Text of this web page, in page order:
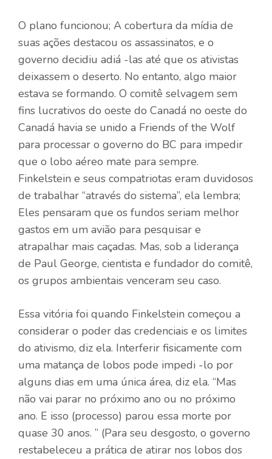
O plano funcionou; A cobertura da mídia de
suas ações destacou os assassinatos, e o
governo decidiu adiá -las até que os ativistas
deixassem o deserto. No entanto, algo maior
estava se formando. O comitê selvagem sem
fins lucrativos do oeste do Canadá no oeste do
Canadá havia se unido a Friends of the Wolf
para processar o governo do BC para impedir
que o lobo aéreo mate para sempre.
Finkelstein e seus compatriotas eram duvidosos
de trabalhar “através do sistema”, ela lembra;
Eles pensaram que os fundos seriam melhor
gastos em um avião para pesquisar e
atrapalhar mais caçadas. Mas, sob a liderança
de Paul George, cientista e fundador do comitê,
os grupos ambientais venceram seu caso.
Essa vitória foi quando Finkelstein começou a
considerar o poder das credenciais e os limites
do ativismo, diz ela. Interferir fisicamente com
uma matança de lobos pode impedi -lo por
alguns dias em uma única área, diz ela. “Mas
não vai parar no próximo ano ou no próximo
ano. E isso (processo) parou essa morte por
quase 30 anos. ” (Para seu desgosto, o governo
restabeleceu a prática de atirar nos lobos dos